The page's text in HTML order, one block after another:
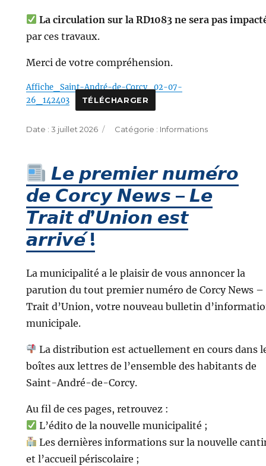
La circulation sur la RD1083 ne sera pas
par ces travaux.
Merci de votre compréhension.
Affiche_Saint-André-de-Corcy_02-07-
26_142403
TÉLÉCHARGER
Publié
3 juillet 2026 Catégories
Informations
𝙇𝙚 𝙥𝙧𝙚𝙢𝙞𝙚𝙧 𝙣𝙪𝙢𝙚́𝙧𝙤
𝙙𝙚 𝘾𝙤𝙧𝙘𝙮 𝙉𝙚𝙬𝙨 – 𝙇𝙚
𝙏𝙧𝙖𝙞𝙩 𝙙’𝙐𝙣𝙞𝙤𝙣 𝙚𝙨𝙩
𝙖𝙧𝙧𝙞𝙫𝙚́ !
La municipalité a le plaisir de vous annoncer la
parution du tout premier numéro de Corcy News –
Trait d’Union, votre nouveau bulletin
municipale.
La distribution est actuellement en cours dans
boîtes aux lettres de l’ensemble des habitants de
Saint-André-de-Corcy.
Au fil de ces pages, retrouvez :
L’édito de la nouvelle municipalité ;
Les dernières informations sur la nouvelle
et l’accueil périscolaire ;